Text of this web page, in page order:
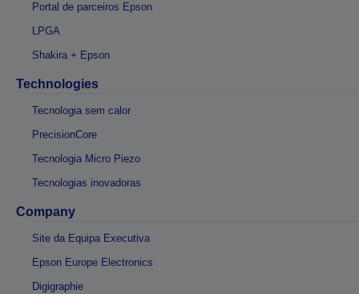
Portal de parceiros Epson
LPGA
Shakira + Epson
Technologies
Tecnologia sem calor
PrecisionCore
Tecnologia Micro Piezo
Tecnologias inovadoras
Company
Site da Equipa Executiva
Epson Europe Electronics
Digigraphie